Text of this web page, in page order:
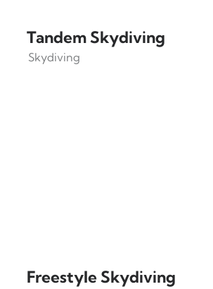
Tandem Skydiving
Skydiving
Freestyle Skydiving